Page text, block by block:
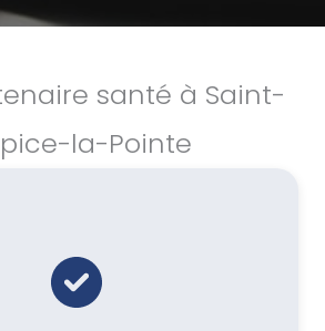
santé à Saint-
la-Pointe